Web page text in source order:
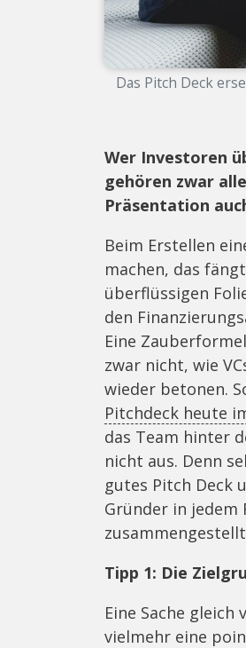
Das Pitch Deck
Wer Investoren
gehören zwar
Präsentation
Beim Erstellen
machen, das
überflüssigen
den
Eine
zwar nicht, wie
wieder betonen.
Pitchdeck heute
das Team hinter
nicht aus. Denn
gutes Pitch Deck
Gründer in jedem
Tipp 1: Die
Eine Sache gleich
vielmehr eine